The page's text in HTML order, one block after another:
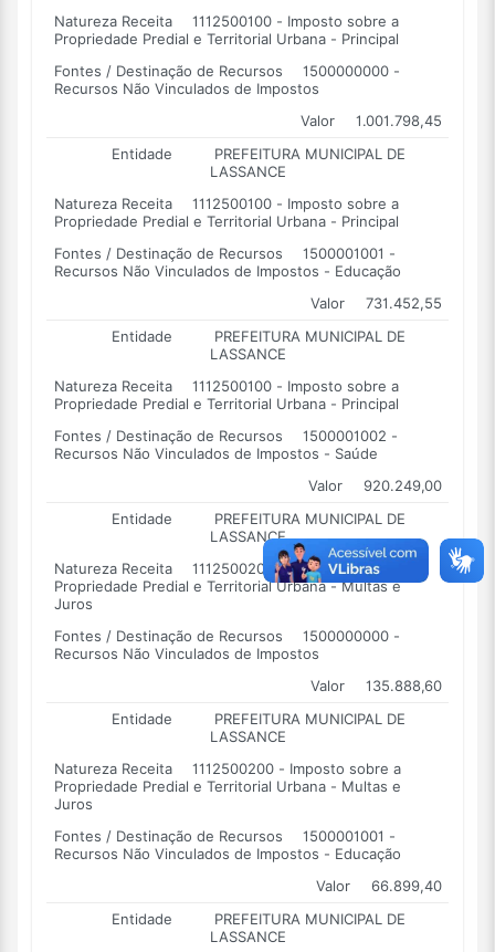
Natureza Receita
1112500100 - Imposto sobre a
Propriedade Predial e Territorial Urbana - Principal
Fontes / Destinação de Recursos
1500000000 -
Recursos Não Vinculados de Impostos
Valor
1.001.798,45
Entidade
PREFEITURA MUNICIPAL DE
LASSANCE
Natureza Receita
1112500100 - Imposto sobre a
Propriedade Predial e Territorial Urbana - Principal
Fontes / Destinação de Recursos
1500001001 -
Recursos Não Vinculados de Impostos - Educação
Valor
731.452,55
Entidade
PREFEITURA MUNICIPAL DE
LASSANCE
Natureza Receita
1112500100 - Imposto sobre a
Propriedade Predial e Territorial Urbana - Principal
Fontes / Destinação de Recursos
1500001002 -
Recursos Não Vinculados de Impostos - Saúde
Valor
920.249,00
Entidade
PREFEITURA MUNICIPAL DE
LASSANCE
Natureza Receita
1112500200 - Imposto sobre a
Propriedade Predial e Territorial Urbana - Multas e
Juros
Fontes / Destinação de Recursos
1500000000 -
Recursos Não Vinculados de Impostos
Valor
135.888,60
Entidade
PREFEITURA MUNICIPAL DE
LASSANCE
Natureza Receita
1112500200 - Imposto sobre a
Propriedade Predial e Territorial Urbana - Multas e
Juros
Fontes / Destinação de Recursos
1500001001 -
Recursos Não Vinculados de Impostos - Educação
Valor
66.899,40
Entidade
PREFEITURA MUNICIPAL DE
LASSANCE